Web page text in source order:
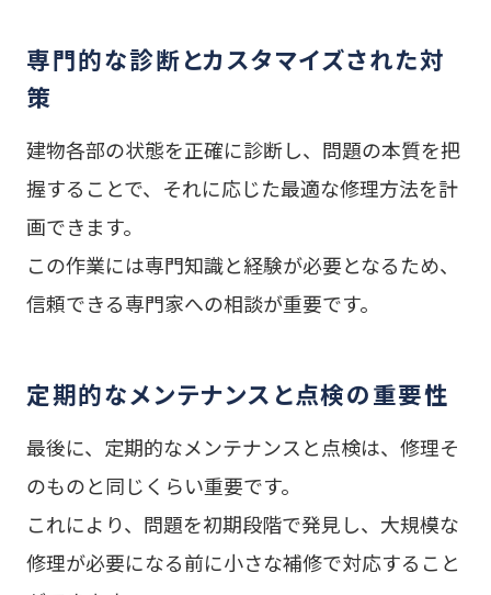
専門的な診断とカスタマイズされた対
策
建物各部の状態を正確に診断し、問題の本質を把
握することで、それに応じた最適な修理方法を計
画できます。
この作業には専門知識と経験が必要となるため、
信頼できる専門家への相談が重要です。
定期的なメンテナンスと点検の重要性
最後に、定期的なメンテナンスと点検は、修理そ
のものと同じくらい重要です。
これにより、問題を初期段階で発見し、大規模な
修理が必要になる前に小さな補修で対応すること